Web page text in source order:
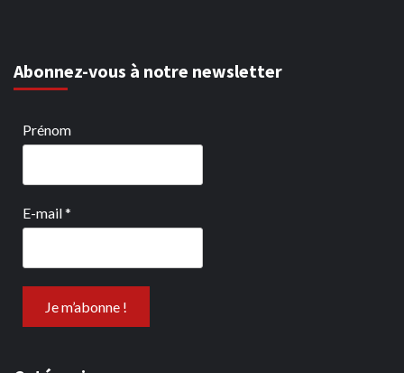
Abonnez-vous à notre newsletter
Prénom
E-mail*